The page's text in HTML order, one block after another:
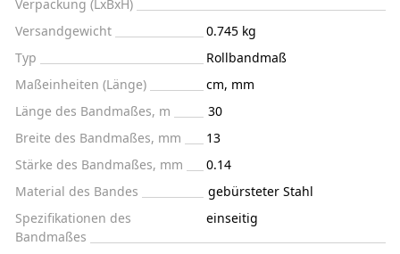
Verpackung (LxBxH)
Versandgewicht
0.745 kg
Typ
Rollbandmaß
Maßeinheiten (Länge)
cm, mm
Länge des Bandmaßes, m
30
Breite des Bandmaßes, mm
13
Stärke des Bandmaßes, mm
0.14
Material des Bandes
gebürsteter Stahl
Spezifikationen des
Bandmaßes
einseitig